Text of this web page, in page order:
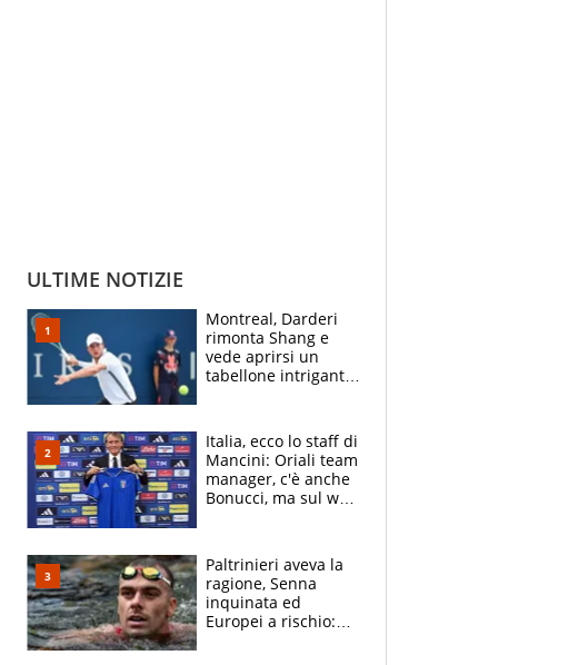
ULTIME NOTIZIE
Montreal, Darderi
rimonta Shang e
vede aprirsi un
tabellone intrigante:
felice del mio livello"
Italia, ecco lo staff di
Mancini: Oriali team
manager, c'è anche
Bonucci, ma sul web
Paltrinieri aveva la
ragione, Senna
inquinata ed
Europei a rischio: